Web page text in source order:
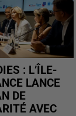
: L’ÎLE-
LANCE
DE
AVEC